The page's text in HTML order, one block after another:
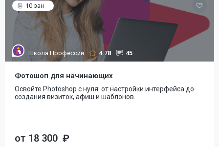
10 зан
Школа Профессий 4.78 45
Фотошоп для начинающих
Освойте Photoshop с нуля: от настройки интерфейса до
создания визиток, афиш и шаблонов.
от 18 300 ₽